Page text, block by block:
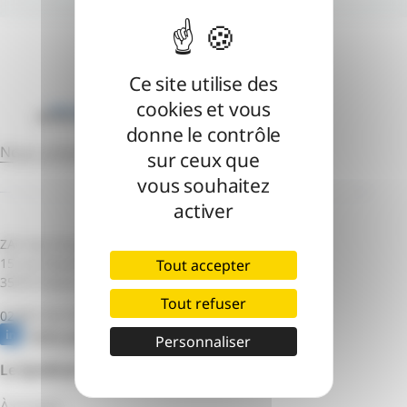
Nous contacter
ZAC des Champs Blancs – Bâtiment B
15 rue Claude Chappe
35510 Cesson-Sévigné
02 99 12 51 55
Notre page Linkedin
Le Syndicat mixte
Ce site utilise des
cookies et vous
donne le contrôle
sur ceux que
vous souhaitez
activer
Tout accepter
Tout refuser
Personnaliser